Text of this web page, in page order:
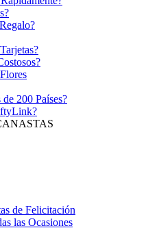
200 Países?
de Felicitación
las Ocasiones